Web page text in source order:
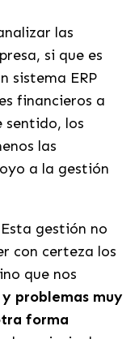
las
si que es
sistema ERP
financieros a
sentido, los
las
a la gestión
gestión no
con certeza los
que nos
problemas muy
forma